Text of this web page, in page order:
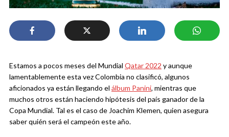
Estamos a pocos meses del Mundial Qatar 2022 y aunque
lamentablemente esta vez Colombia no clasificó, algunos
aficionados ya están llegando el álbum Panini, mientras que
muchos otros están haciendo hipótesis del país ganador de la
Copa Mundial. Tal es el caso de Joachim Klemen, quien asegura
saber quién será el campeón este año.